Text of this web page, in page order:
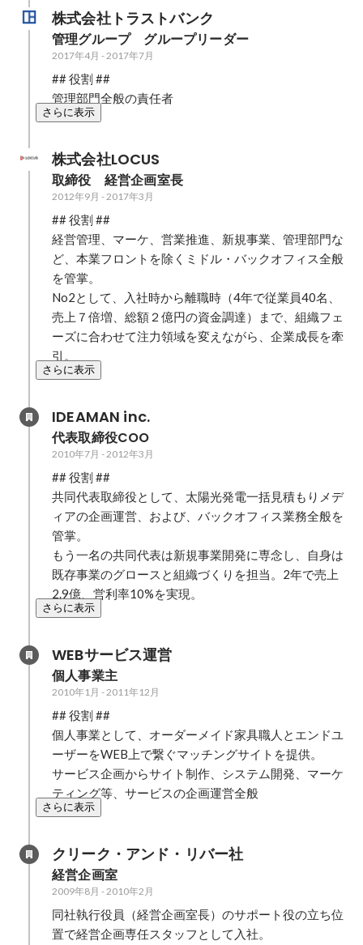
株式会社トラストバンク
管理グループ　グループリーダー
2017年4月 -2017年7月
## 役割 ##
管理部門全般の責任者
さらに表示
株式会社LOCUS
取締役　経営企画室長
2012年9月 -2017年3月
## 役割 ##
経営管理、マーケ、営業推進、新規事業、管理部門な
ど、本業フロントを除くミドル・バックオフィス全般
を管掌。
No2として、入社時から離職時（4年で従業員40名、
売上７倍増、総額２億円の資金調達）まで、組織フェ
ーズに合わせて注力領域を変えながら、企業成長を牽
引。
さらに表示
IDEAMAN inc.
代表取締役COO
2010年7月 -2012年3月
## 役割 ##
共同代表取締役として、太陽光発電一括見積もりメデ
ィアの企画運営、および、バックオフィス業務全般を
管掌。
もう一名の共同代表は新規事業開発に専念し、自身は
既存事業のグロースと組織づくりを担当。2年で売上
2.9億、営利率10%を実現。
さらに表示
WEBサービス運営
個人事業主
2010年1月 -2011年12月
## 役割 ##
個人事業として、オーダーメイド家具職人とエンドユ
ーザーをWEB上で繋ぐマッチングサイトを提供。
サービス企画からサイト制作、システム開発、マーケ
ティング等、サービスの企画運営全般
さらに表示
クリーク・アンド・リバー社
経営企画室
2009年8月 -2010年2月
同社執行役員（経営企画室長）のサポート役の立ち位
置で経営企画専任スタッフとして入社。